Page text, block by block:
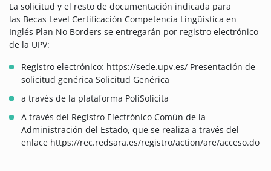
La solicitud y el resto de documentación indicada para
las Becas Level Certificación Competencia Lingüística en
Inglés Plan No Borders se entregarán por registro electrónico
de la UPV:
Registro electrónico: https://sede.upv.es/ Presentación de
solicitud genérica Solicitud Genérica
a través de la plataforma PoliSolicita
A través del Registro Electrónico Común de la
Administración del Estado, que se realiza a través del
enlace https://rec.redsara.es/registro/action/are/acceso.do